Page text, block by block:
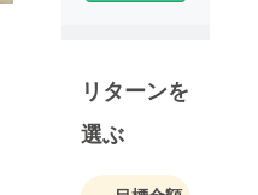
リターンを
選ぶ